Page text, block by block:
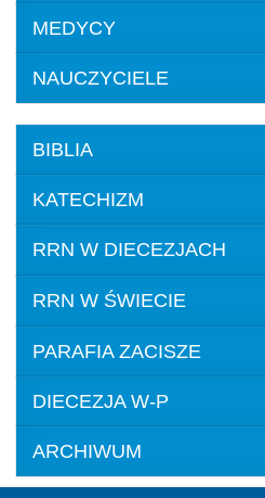
MEDYCY
NAUCZYCIELE
BIBLIA
KATECHIZM
RRN W DIECEZJACH
RRN W ŚWIECIE
PARAFIA ZACISZE
DIECEZJA W-P
ARCHIWUM